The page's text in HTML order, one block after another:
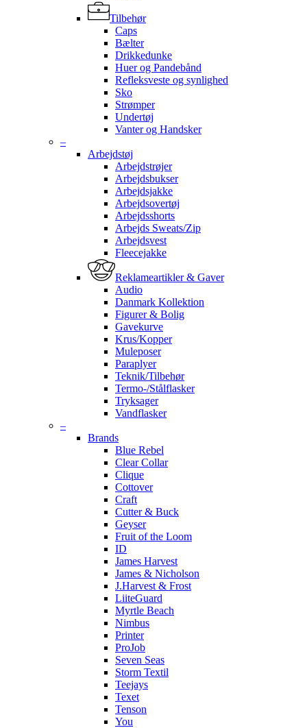
Tilbehør
Caps
Bælter
Drikkedunke
Huer og Pandebånd
Refleksveste og synlighed
Sko
Strømper
Undertøj
Vanter og Handsker
–
Arbejdstøj
Arbejdstrøjer
Arbejdsbukser
Arbejdsjakke
Arbejdsovertøj
Arbejdsshorts
Arbejds Sweats/Zip
Arbejdsvest
Fleecejakke
Reklameartikler & Gaver
Audio
Danmark Kollektion
Figurer & Bolig
Gavekurve
Krus/Kopper
Muleposer
Paraplyer
Teknik/Tilbehør
Termo-/Stålflasker
Tryksager
Vandflasker
–
Brands
Blue Rebel
Clear Collar
Clique
Cottover
Craft
Cutter & Buck
Geyser
Fruit of the Loom
ID
James Harvest
James & Nicholson
J.Harvest & Frost
LiiteGuard
Myrtle Beach
Nimbus
Printer
ProJob
Seven Seas
Storm Textil
Teejays
Texet
Tenson
You